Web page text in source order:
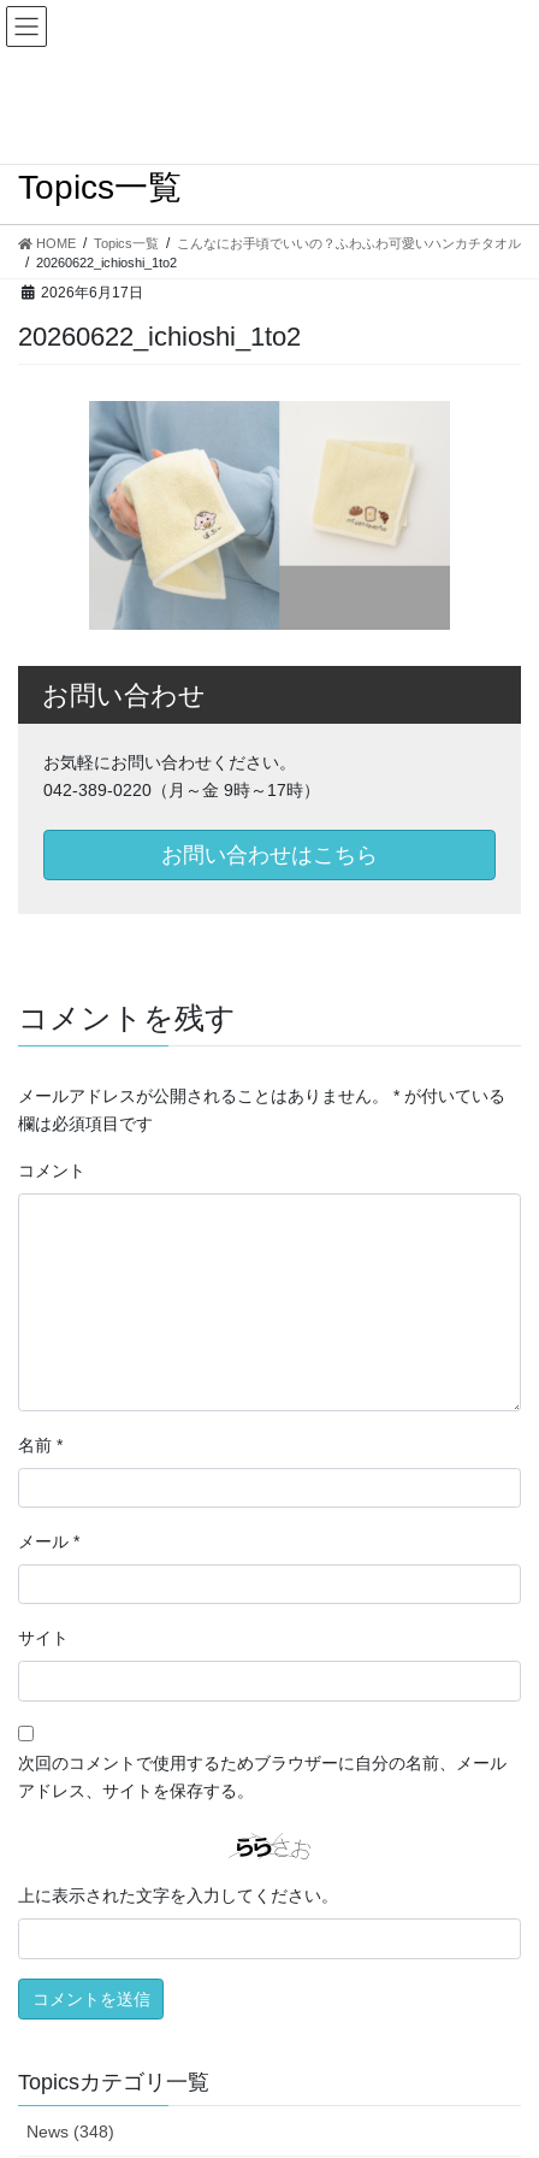
コ
ン
ス
プ
ナ
ビ
ン
動
Topics一覧
HOME Topics一覧
こんなにお手頃でいいの？ふわふわ可愛いハンカチタオル
20260622_ichioshi_1to2
2026年6月17日
20260622_ichioshi_1to2
お問い合わせ
お気軽にお問い合わせください。
042-389-0220（月～金 9時～17時）
お問い合わせはこちら
コメントを残す
メールアドレスが公開されることはありません。 * が付いている
欄は必須項目です
コメント
名前 *
メール *
サイト
次回のコメントで使用するためブラウザーに自分の名前、メール
アドレス、サイトを保存する。
上に表示された文字を入力してください。
Topicsカテゴリ一覧
News (348)